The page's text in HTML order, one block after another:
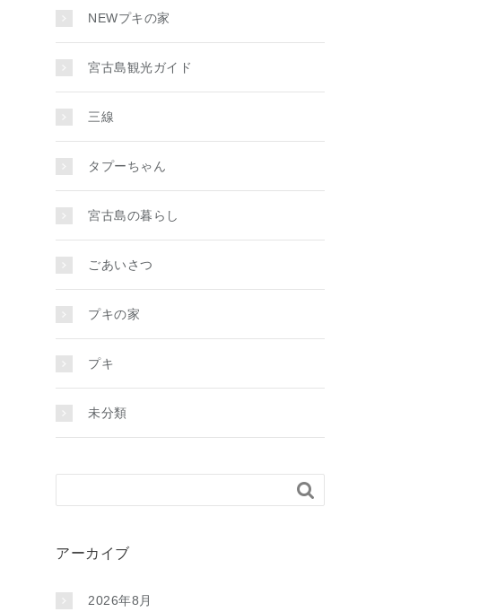
NEWプキの家
宮古島観光ガイド
三線
タプーちゃん
宮古島の暮らし
ごあいさつ
プキの家
プキ
未分類

アーカイブ
2026年8月